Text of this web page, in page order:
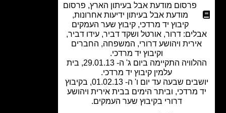
פרסום מודעת אבל בעיתון הארץ,פרסום
מודעת אבל בעיתון ידיעות אחרונות,
קיבוץ יד מרדכי, קיבוץ שער העמקים
דרור, אורטל ושקד דביר, עידו דביר,
ויהושע דרורי, המשפחה, החברים
וקיבוץ יד מרדכי.
ההלוויה התקיימה ביום ג' ה- 29.01.13, בית
עלמין קיבוץ יד מרדכי.
יושבים שבעה עד יום ו' ה- 01.02.13, בקיבוץ
מרדכי, וביתר הימים בבית אירית ויהושע
דרורי בקיבוץ שער העמקים.